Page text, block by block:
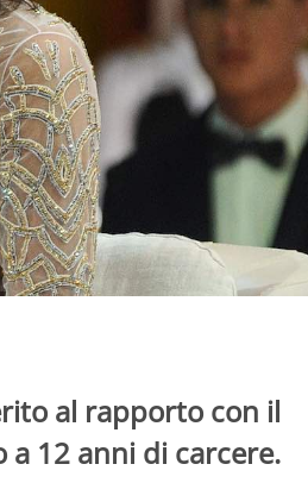
al rapporto con il
a 12 anni di carcere.